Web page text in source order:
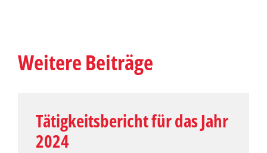
Weitere Beiträge
Tätigkeitsbericht für das Jahr
2024